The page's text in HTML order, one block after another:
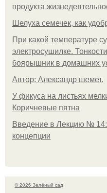
продукта
Шелуха семечек, как
При какой температуре
электросушилке.
боярышник в домашних
Автор: Александр шемет.
У фикуса на листьях
Коричневые пятна
Введение в Лекцию №
концепции
© 2026 Зелёный сад